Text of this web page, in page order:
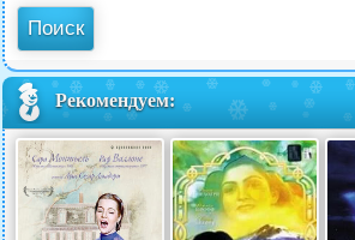
Рекомендуем: